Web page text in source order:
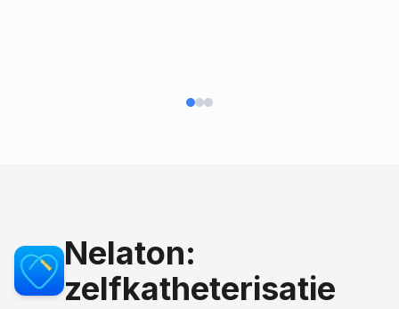
Nelaton:
zelfkatheterisatie